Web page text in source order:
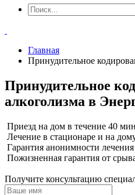
Главная
Принудительное
Принудительное
алкоголизма в
Приезд на дом в течение 40
Лечение в стационаре и на
Гарантия анонимности лечения
Пожизненная гарантия от
Получите консультацию